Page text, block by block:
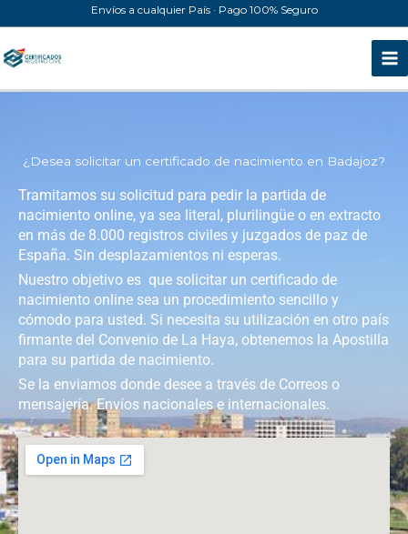
al
contenido
Envíos a cualquier País · Pago 100% Seguro
¿Desea solicitar un certificado de nacimiento en Badajoz?
Tramitamos su solicitud para pedir la partida de
nacimiento online, ya sea literal, plurilingüe o en extracto
en más de 8.000 registros civiles y juzgados de paz de
España. Sin desplazamientos ni esperas.
Nuestro objetivo es que solicitar un certificado de
nacimiento online sea un procedimiento sencillo y
cómodo para usted. Si necesita su utilización en otro país
firmante del Convenio de La Haya, obtenemos la Apostilla
para su partida de nacimiento.
Se la enviamos donde desee a través de Correos o
mensajería. Envíos nacionales e internacionales.